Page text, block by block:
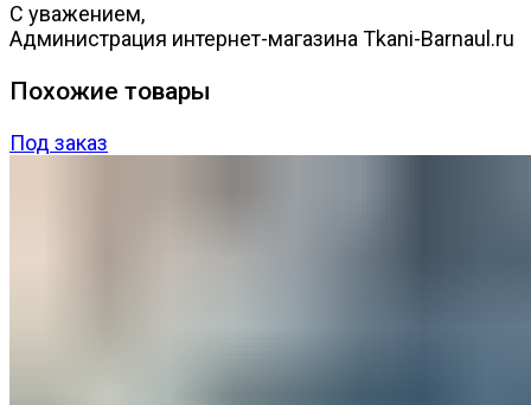
С уважением,
Администрация интернет-магазина Tkani-Barnaul.ru
Похожие товары
Под заказ